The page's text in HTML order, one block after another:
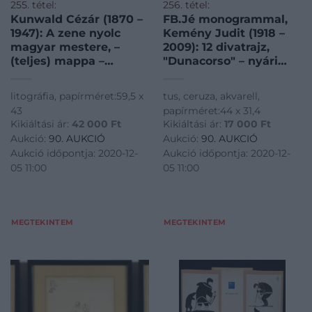
255. tétel:
Kunwald Cézár (1870 –
1947): A zene nyolc
magyar mestere, –
(teljes) mappa –
példányban, 1 lap
keretben
litográfia, papírméret:59,5 x
43
Kikiáltási ár: 42 000 Ft
Aukció: 90. AUKCIÓ
Aukció időpontja: 2020-12-
05 11:00
MEGTEKINTEM
256. tétel:
FB.Jé monogrammal,
Kemény Judit (1918 –
2009): 12 divatrajz,
"Dunacorso" – nyári
tus, ceruza, akvarell,
papírméret:44 x 31,4
Kikiáltási ár: 17 000 Ft
Aukció: 90. AUKCIÓ
Aukció időpontja: 2020-12-
05 11:00
MEGTEKINTEM